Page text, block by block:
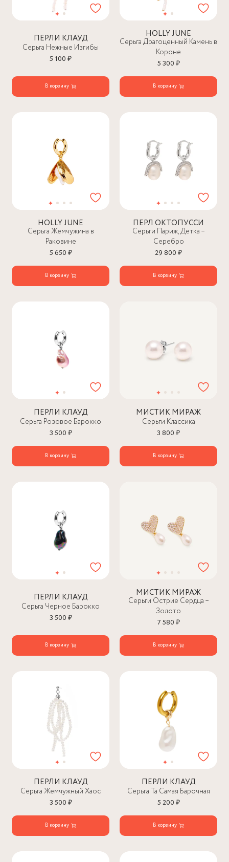
ПЕРЛИ КЛАУД
Серьга Нежные Изгибы
5 100 ₽
В корзину
HOLLY JUNE
Серьга Драгоценный Камень в
Короне
5 300 ₽
В корзину
HOLLY JUNE
Серьга Жемчужина в
Раковине
5 650 ₽
В корзину
ПЕРЛ ОКТОПУССИ
Серьги Париж, Детка –
Серебро
29 800 ₽
В корзину
ПЕРЛИ КЛАУД
Серьга Розовое Барокко
3 500 ₽
В корзину
МИСТИК МИРАЖ
Серьги Классика
3 800 ₽
В корзину
ПЕРЛИ КЛАУД
Серьга Черное Барокко
3 500 ₽
В корзину
МИСТИК МИРАЖ
Серьги Острие Сердца –
Золото
7 580 ₽
В корзину
ПЕРЛИ КЛАУД
Серьга Жемчужный Хаос
3 500 ₽
В корзину
ПЕРЛИ КЛАУД
Серьга Та Самая Барочная
5 200 ₽
В корзину